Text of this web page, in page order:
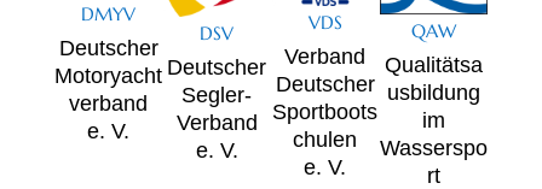
DMYV
Deutscher
Motoryacht
verband
e. V.
DSV
Deutscher
Segler-
Verband
e. V.
VDS
Verband
Deutscher
Sportboots
chulen
e. V.
QAW
Qualitätsa
usbildung
im
Wasserspo
rt